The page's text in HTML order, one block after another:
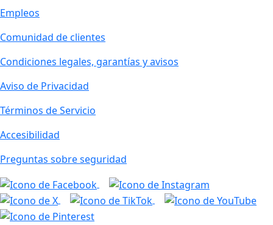
Empleos
Comunidad de clientes
Condiciones legales, garantías y avisos
Aviso de Privacidad
Términos de Servicio
Accesibilidad
Preguntas sobre seguridad